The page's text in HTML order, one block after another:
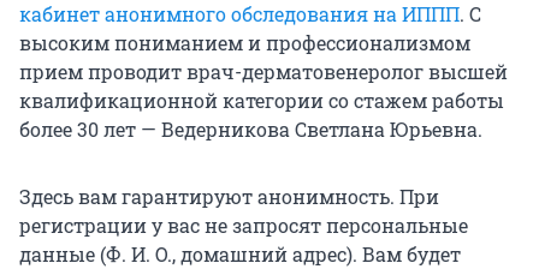
кабинет анонимного обследования на ИППП. С
высоким пониманием и профессионализмом
прием проводит врач-дерматовенеролог высшей
квалификационной категории со стажем работы
более 30 лет — Ведерникова Светлана Юрьевна.
Здесь вам гарантируют анонимность. При
регистрации у вас не запросят персональные
данные (Ф. И. О., домашний адрес). Вам будет